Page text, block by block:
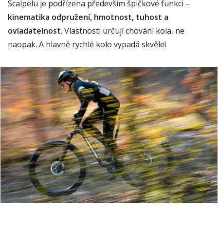
Scalpelu je podřízena především špičkové funkci –
kinematika odpružení, hmotnost, tuhost a
ovladatelnost. Vlastnosti určují chování kola, ne
naopak. A hlavně rychlé kolo vypadá skvěle!